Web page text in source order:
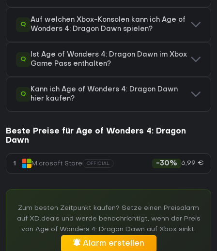
Q
Auf welchen Xbox-Konsolen kann ich Age of
Wonders 4: Dragon Dawn spielen?
Q
Ist Age of Wonders 4: Dragon Dawn im Xbox
Game Pass enthalten?
Q
Kann ich Age of Wonders 4: Dragon Dawn
hier kaufen?
Beste Preise für Age of Wonders 4: Dragon
Dawn
1 Microsoft Store OFFICIAL -30% 6,99 €
Zum besten Zeitpunkt kaufen? Setze einen Preisalarm
auf XD.deals und werde benachrichtigt, wenn der Preis
von Age of Wonders 4: Dragon Dawn auf Xbox sinkt.
Alarm erstellen